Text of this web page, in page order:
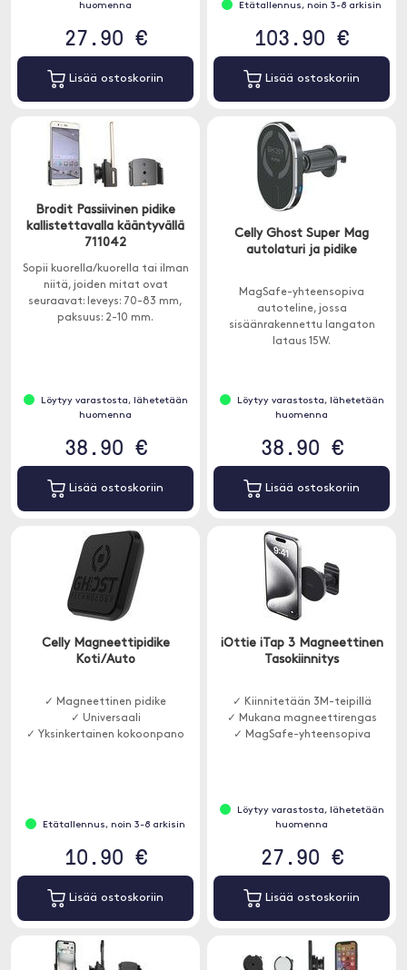
huomenna
27.90 €
Lisää ostoskoriin
Etätallennus, noin 3-8 arkisin
103.90 €
Lisää ostoskoriin
Brodit Passiivinen pidike
kallistettavalla kääntyvällä
711042
Sopii kuorella/kuorella tai ilman
niitä, joiden mitat ovat
seuraavat: leveys: 70-83 mm,
paksuus: 2-10 mm.
Löytyy varastosta, lähetetään
huomenna
38.90 €
Lisää ostoskoriin
Celly Ghost Super Mag
autolaturi ja pidike
MagSafe-yhteensopiva
autoteline, jossa
sisäänrakennettu langaton
lataus 15W.
Löytyy varastosta, lähetetään
huomenna
38.90 €
Lisää ostoskoriin
Celly Magneettipidike
Koti/Auto
✓ Magneettinen pidike
✓ Universaali
✓ Yksinkertainen kokoonpano
Etätallennus, noin 3-8 arkisin
10.90 €
Lisää ostoskoriin
iOttie iTap 3 Magneettinen
Tasokiinnitys
✓ Kiinnitetään 3M-teipillä
✓ Mukana magneettirengas
✓ MagSafe-yhteensopiva
Löytyy varastosta, lähetetään
huomenna
27.90 €
Lisää ostoskoriin